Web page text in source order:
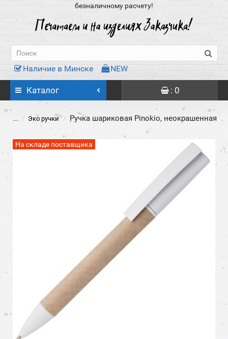
безналичному расчету!
Наличие в Минске NEW
Каталог : 0
... Эко ручки Ручка шариковая Pinokio, неокрашенная
На складе поставщика